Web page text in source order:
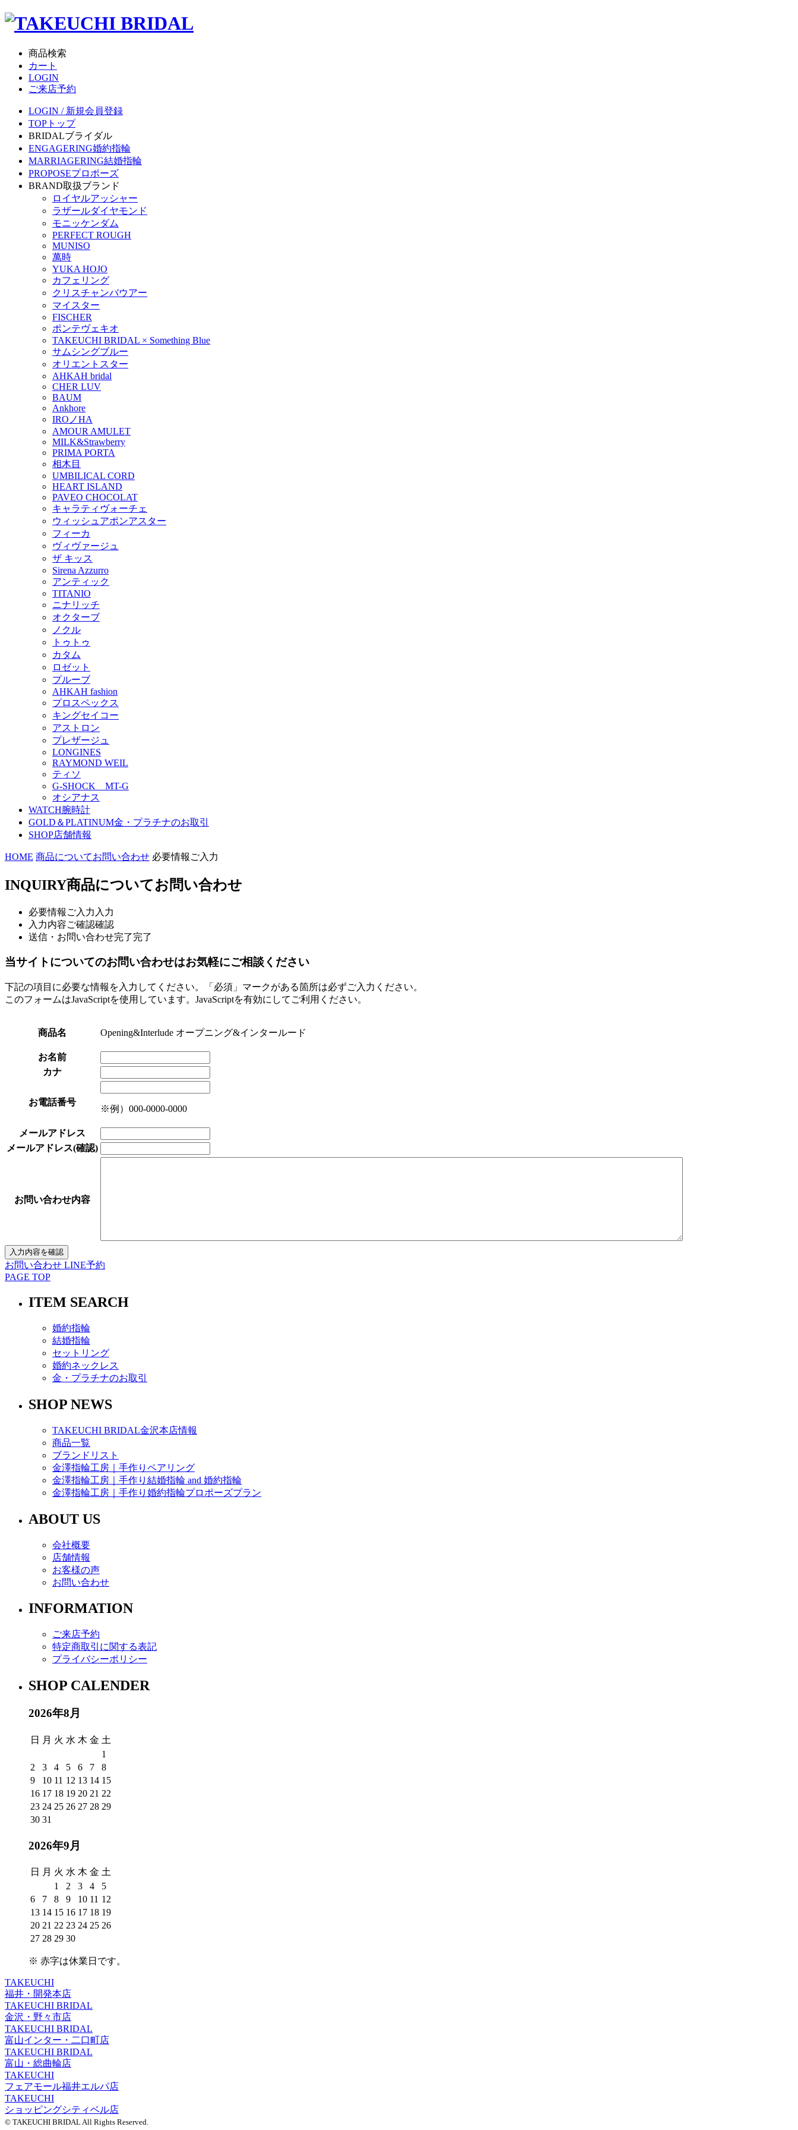
商品検索
カート
LOGIN
ご来店予約
LOGIN / 新規会員登録
TOP トップ
BRIDALブライダル
ENGAGERING婚約指輪
MARRIAGERING結婚指輪
PROPOSEプロポーズ
BRAND取扱ブランド
ロイヤルアッシャー
ラザールダイヤモンド
モニッケンダム
PERFECT ROUGH
MUNISO
萬時
YUKA HOJO
カフェリング
クリスチャンバウアー
マイスター
FISCHER
ポンテヴェキオ
TAKEUCHI BRIDAL × Something Blue
サムシングブルー
オリエントスター
AHKAH bridal
CHER LUV
BAUM
Ankhore
IROノHA
AMOUR AMULET
MILK&Strawberry
PRIMA PORTA
相木目
UMBILICAL CORD
HEART ISLAND
PAVEO CHOCOLAT
キャラティヴォーチェ
ウィッシュアポンアスター
フィーカ
ヴィヴァージュ
ザ キッス
Sirena Azzurro
アンティック
TITANIO
ニナリッチ
オクターブ
ノクル
トゥトゥ
カタム
ロゼット
プルーブ
AHKAH fashion
プロスペックス
キングセイコー
アストロン
プレザージュ
LONGINES
RAYMOND WEIL
ティソ
G-SHOCK MT-G
オシアナス
WATCH腕時計
GOLD＆PLATINUM金・プラチナのお取引
SHOP店舗情報
HOME 商品についてお問い合わせ 必要情報ご入力
INQUIRY商品についてお問い合わせ
必要情報ご入力 入力
入力内容ご確認確認
送信・お問い合わせ完了完了
当サイトについてのお問い合わせはお気軽にご相談ください
下記の項目に必要な情報を入力してください。「必須」マークがある箇所は必ずご入力ください。
このフォームはJavaScriptを使用しています。JavaScriptを有効にしてご利用ください。
商品名 Opening&Interlude オープニング&インタールード
お名前
カナ
お電話番号
※例）000-0000-0000
メールアドレス
メールアドレス(確認)
お問い合わせ内容
お問い合わせ LINE予約
PAGE TOP
ITEM SEARCH
婚約指輪
結婚指輪
セットリング
婚約ネックレス
金・プラチナのお取引
SHOP NEWS
TAKEUCHI BRIDAL金沢本店情報
商品一覧
ブランドリスト
金澤指輪工房｜手作りペアリング
金澤指輪工房｜手作り結婚指輪 and 婚約指輪
金澤指輪工房｜手作り婚約指輪プロポーズプラン
ABOUT US
会社概要
店舗情報
お客様の声
お問い合わせ
INFORMATION
ご来店予約
特定商取引に関する表記
プライバシーポリシー
SHOP CALENDER
2026年8月
日 月 火 水 木 金 土
1
2
3 4 5 6 7
8
9
10 11 12 13 14 15
16 17 18 19 20 21 22
23 24 25 26 27 28 29
30 31
2026年9月
日 月 火 水 木 金 土
1
2 3 4
5
6
7 8 9 10 11 12
13 14 15 16 17 18 19
20 21 22 23 24 25 26
27 28 29 30
※ 赤字は休業日 です。
TAKEUCHI
福井・開発本店
TAKEUCHI BRIDAL
金沢・野々市店
TAKEUCHI BRIDAL
富山インター・二口町店
TAKEUCHI BRIDAL
富山・総曲輪店
TAKEUCHI
フェアモール福井エルパ店
TAKEUCHI
ショッピングシティベル店
© TAKEUCHI BRIDAL All Rights Reserved.